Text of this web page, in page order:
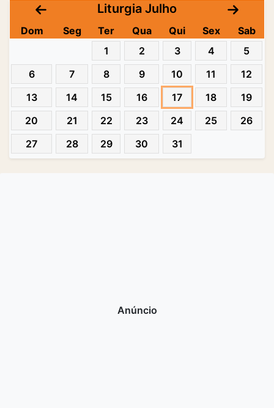
Liturgia Julho
Dom Seg Ter Qua Qui Sex
Sab
1
2 3 4
5
6
7 8 9 10 11
12
13
14 15 16 17 18
19
20
21 22 23 24 25
26
27
28 29 30 31